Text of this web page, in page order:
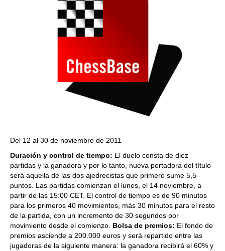
Del 12 al 30 de noviembre de 2011
Duración y control de tiempo: El duelo consta de diez
partidas y la ganadora y por lo tanto, nueva portadora del título
será aquella de las dos ajedrecistas que primero sume 5,5
puntos. Las partidas comienzan el lunes, el 14 noviembre, a
partir de las 15:00 CET. El control de tiempo es de 90 minutos
para los primeros 40 movimientos, más 30 minutos para el resto
de la partida, con un incremento de 30 segundos por
movimiento desde el comienzo. Bolsa de premios: El fondo de
premios asciende a 200.000 euros y será repartido entre las
jugadoras de la siguiente manera: la ganadora recibirá el 60% y